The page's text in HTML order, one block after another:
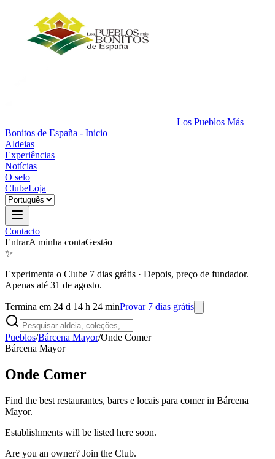
Los Pueblos Más
Bonitos de España - Inicio
Aldeias
Experiências
Notícias
O selo
ClubeLoja
Contacto
EntrarA minha contaGestão
✨
Experimenta o Clube 7 dias grátis · Depois, preço de fundador.
Apenas até 31 de agosto.
Termina em 24 d 14 h 24 minProvar 7 dias grátis
Pueblos/Bárcena Mayor/Onde Comer
Bárcena Mayor
Onde Comer
Find the best restaurantes, bares e locais para comer in Bárcena
Mayor.
Establishments will be listed here soon.
Are you an owner? Join the Club.